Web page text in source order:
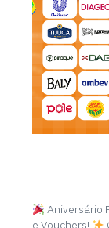
Aniversário
e Vouchers!